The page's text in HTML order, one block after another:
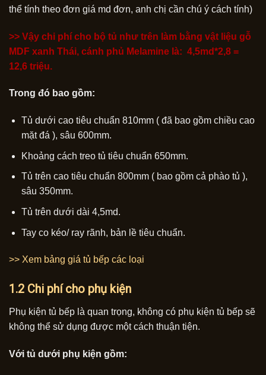
thể tính theo đơn giá md đơn, anh chị cần chú ý cách tính)
>> Vậy chi phí cho bộ tủ như trên làm bằng vật liệu gỗ
MDF xanh Thái, cánh phủ Melamine là: 4,5md*2,8 =
12,6 triệu.
Trong đó bao gồm:
Tủ dưới cao tiêu chuẩn 810mm ( đã bao gồm chiều cao
mặt đá ), sâu 600mm.
Khoảng cách treo tủ tiêu chuẩn 650mm.
Tủ trên cao tiêu chuẩn 800mm ( bao gồm cả phào tủ ),
sâu 350mm.
Tủ trên dưới dài 4,5md.
Tay co kéo/ ray rãnh, bản lề tiêu chuẩn.
>> Xem bảng giá tủ bếp các loại
1.2 Chi phí cho phụ kiện
Phụ kiện tủ bếp là quan trọng, không có phụ kiện tủ bếp sẽ
không thể sử dụng được một cách thuận tiện.
Với tủ dưới phụ kiện gồm: